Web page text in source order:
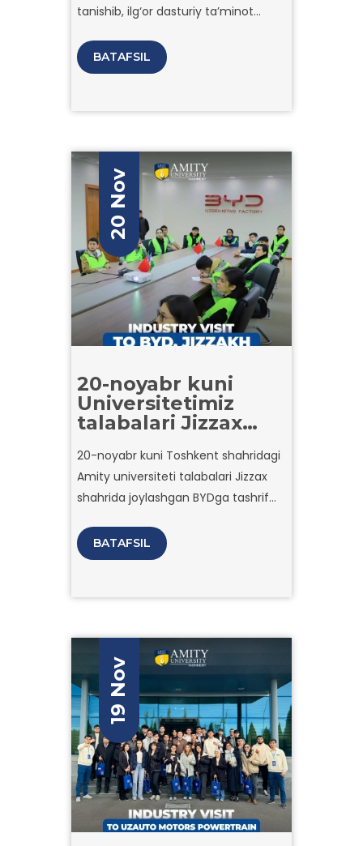
kompaniyasiga
uchun noyob
imkoniyatga ega
tanishib, ilg‘or dasturiy ta’minot
mutaxassislari bilan muloqot qilish
imkoniyatiga ega bo‘ldilar
BATAFSIL
20 Nov
20-noyabr kuni
Universitetimiz
talabalari Jizzax
zavodiga tashrif
buyurdi
20-noyabr kuni Toshkent shahridagi
Amity universiteti talabalari Jizzax
shahrida joylashgan BYDga tashrif
ega bo‘ldilar.
BATAFSIL
19 Nov